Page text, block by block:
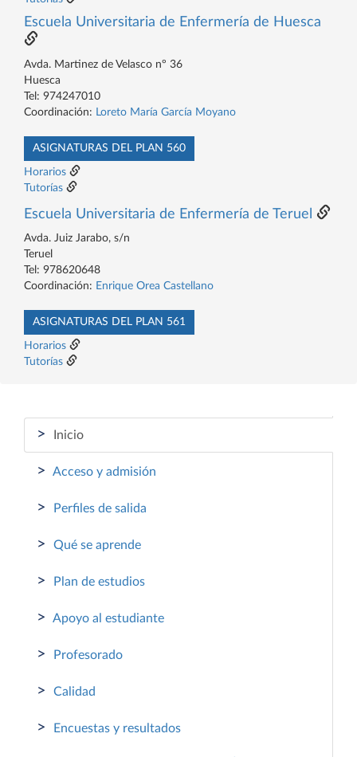
Escuela Universitaria de Enfermería de Huesca
Avda. Martinez de Velasco nº 36
Huesca
Tel: 974247010
Coordinación: Loreto María García Moyano
ASIGNATURAS DEL PLAN 560
Horarios
Tutorías
Escuela Universitaria de Enfermería de Teruel
Avda. Juiz Jarabo, s/n
Teruel
Tel: 978620648
Coordinación: Enrique Orea Castellano
ASIGNATURAS DEL PLAN 561
Horarios
Tutorías
> Inicio
> Acceso y admisión
> Perfiles de salida
> Qué se aprende
> Plan de estudios
> Apoyo al estudiante
> Profesorado
> Calidad
> Encuestas y resultados